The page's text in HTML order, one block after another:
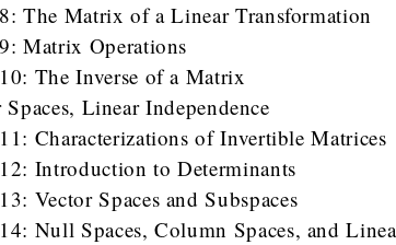
The Matrix of a Linear Transformation
Matrix Operations
The Inverse of a Matrix
Linear Independence
Characterizations of Invertible Matrices
Introduction to Determinants
Vector Spaces and Subspaces
Null Spaces, Column Spaces, and